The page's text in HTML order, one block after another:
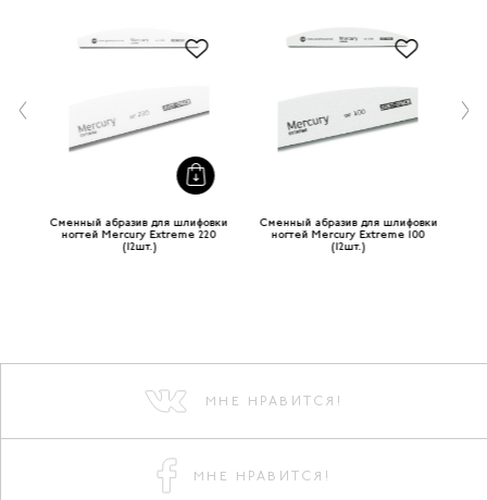
Сменный абразив для шлифовки
ногтей Mercury Extreme 220
(12шт.)
Сменный абразив для шлифовки
ногтей Mercury Extreme 100
(12шт.)
МНЕ НРАВИТСЯ!
МНЕ НРАВИТСЯ!